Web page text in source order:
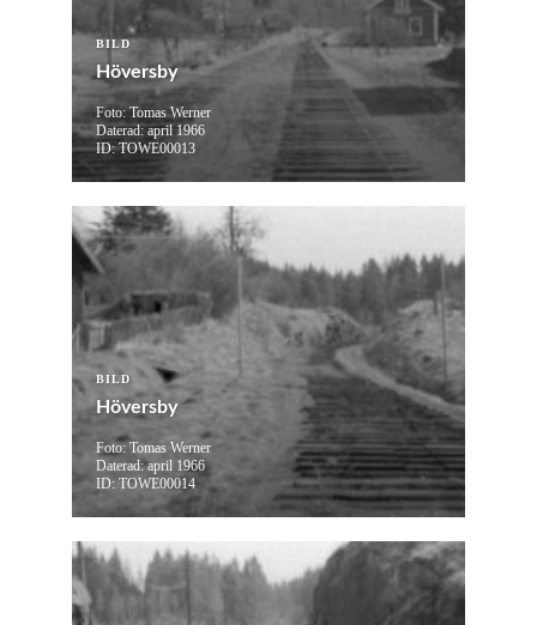
BILD
Höversby
Foto: Tomas Werner
Daterad: april 1966
ID: TOWE00013
BILD
Höversby
Foto: Tomas Werner
Daterad: april 1966
ID: TOWE00014